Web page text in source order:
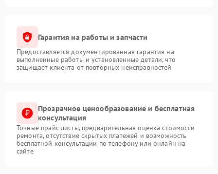
Гарантия на работы и запчасти
Предоставляется документированная гарантия на
выполненные работы и установленные детали, что
защищает клиента от повторных неисправностей
Прозрачное ценообразование и бесплатная
консультация
Точные прайс-листы, предварительная оценка стоимости
ремонта, отсутствие скрытых платежей и возможность
бесплатной консультации по телефону или онлайн на
сайте